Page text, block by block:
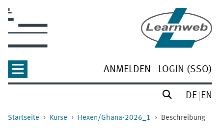
ANMELDEN LOGIN (SSO)
DE EN
Startseite Kurse Hexen/Ghana-2026_1 Beschreibung